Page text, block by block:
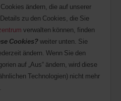
ändern, die auf unserer
zu den Cookies, die Sie
verwalten können, finden
Cookies?weiter unten. Sie
ändern. Wenn Sie den
auf „Aus“ ändern, wird diese
Technologien) nicht mehr